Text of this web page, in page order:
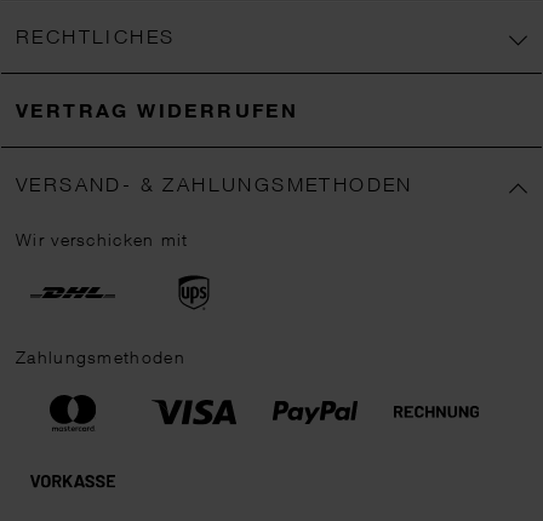
RECHTLICHES
VERTRAG WIDERRUFEN
VERSAND- & ZAHLUNGSMETHODEN
Wir verschicken mit
Zahlungsmethoden